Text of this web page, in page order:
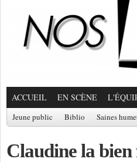
ACCUEIL EN SCÈNE
Jeune public Biblio Saines
Claudine la